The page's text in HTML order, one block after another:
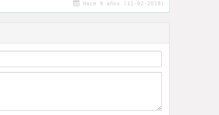
Hace 9 años (11-02-2018)